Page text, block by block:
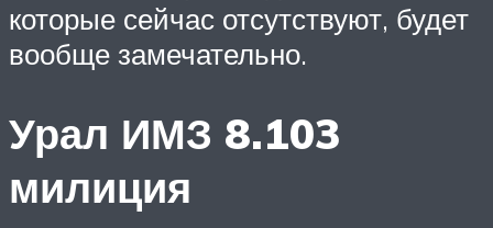
которые сейчас отсутствуют, будет
вообще замечательно.
Урал ИМЗ 8.103
милиция